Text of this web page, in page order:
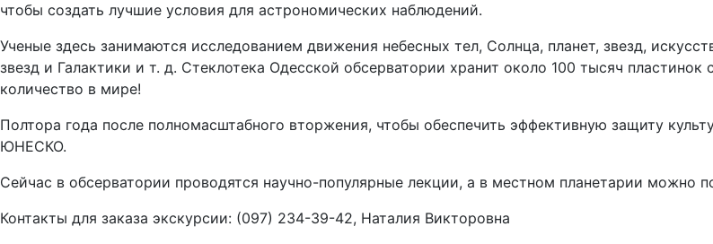
чтобы создать лучшие условия для астрономических наблюдений.
Ученые здесь занимаются исследованием движения небесных тел, Солнца, планет, звезд,
звезд и Галактики и т. д. Стеклотека Одесской обсерватории хранит около 100 тысяч
количество в мире!
Полтора года после полномасштабного вторжения, чтобы обеспечить эффективную защиту
ЮНЕСКО.
Сейчас в обсерватории проводятся научно-популярные лекции, а в местном планетарии можно
Контакты для заказа экскурсии: (097) 234-39-42, Наталия Викторовна